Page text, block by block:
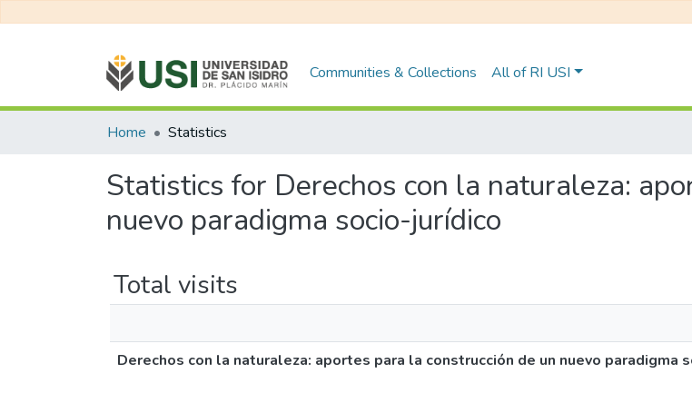
Communities & Collections All of RI USI
Home Statistics
Statistics for Derechos con la naturaleza:
nuevo paradigma socio-jurídico
Total visits
Derechos con la naturaleza: aportes para la construcción de un nuevo paradigma